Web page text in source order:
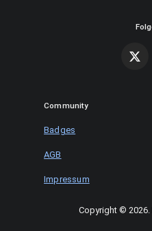
Community
Badges
AGB
Impressum
Copyright © 2026.